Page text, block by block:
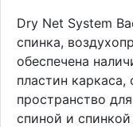
Dry Net System
спинка,
обеспечена
пластин
пространство
спиной и